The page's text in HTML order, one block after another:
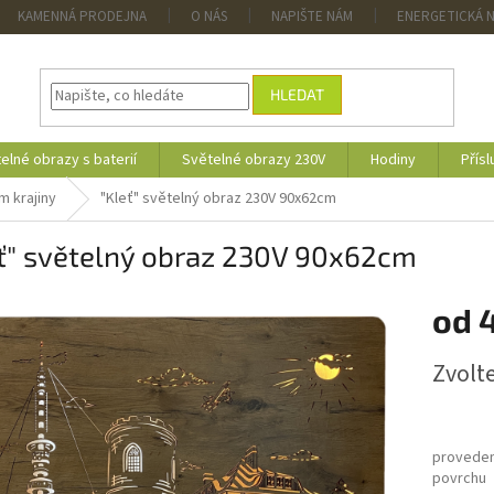
KAMENNÁ PRODEJNA O NÁS NAPIŠTE NÁM ENERGETICKÁ
HLEDAT
obrazy s baterií Světelné obrazy 230V Hodiny
krajiny "Kleť" světelný obraz 230V 90x62cm
světelný obraz 230V 90x62cm
od
cena:
povrchu